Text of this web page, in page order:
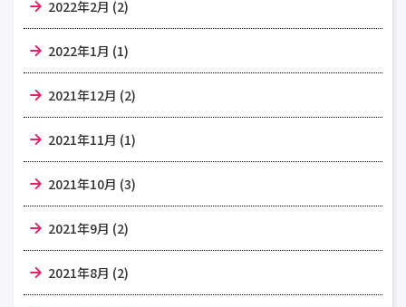
2022年2月 (2)
2022年1月 (1)
2021年12月 (2)
2021年11月 (1)
2021年10月 (3)
2021年9月 (2)
2021年8月 (2)